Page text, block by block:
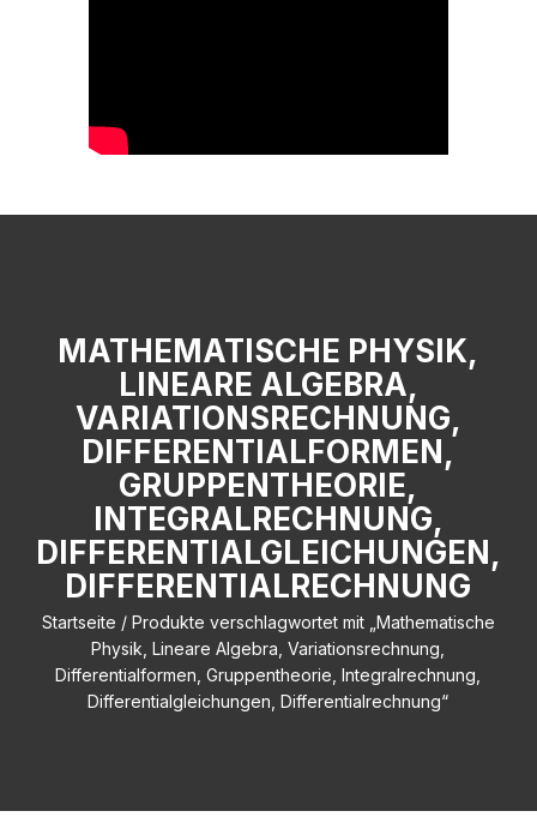
MATHEMATISCHE PHYSIK,
LINEARE ALGEBRA,
VARIATIONSRECHNUNG,
DIFFERENTIALFORMEN,
GRUPPENTHEORIE,
INTEGRALRECHNUNG,
DIFFERENTIALGLEICHUNGEN,
DIFFERENTIALRECHNUNG
Startseite / Produkte verschlagwortet mit „Mathematische
Physik, Lineare Algebra, Variationsrechnung,
Differentialformen, Gruppentheorie, Integralrechnung,
Differentialgleichungen, Differentialrechnung“